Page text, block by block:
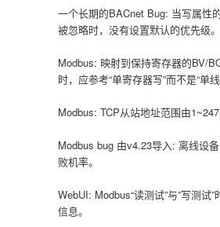
一个长期的BACnet Bug: 当写属性
被忽略时，没有设置默认的优先级。
Modbus: 映射到保持寄存器的BV/
时，应参考“单寄存器写”而不是“单
Modbus: TCP从站地址范围由
Modbus bug 由v4.23导入: 离线设
败机率。
WebUI: Modbus“读测试”与”写测试
信息。